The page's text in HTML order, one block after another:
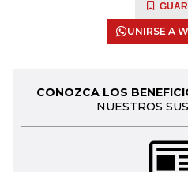
UNIRSE A
CONOZCA LOS
NUESTROS